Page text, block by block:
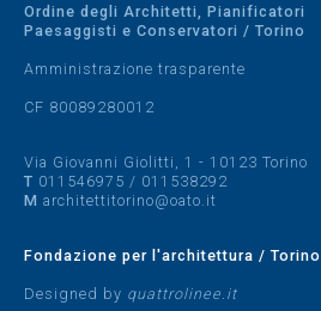
Ordine degli Architetti, Pianificatori
Paesaggisti e Conservatori / Torino
Amministrazione trasparente
CF 80089280012
Via Giovanni Giolitti, 1 - 10123 Torino
T 011546975 / 011538292
M architettitorino@oato.it
Fondazione per l'architettura / Torino
Designed by quattrolinee.it